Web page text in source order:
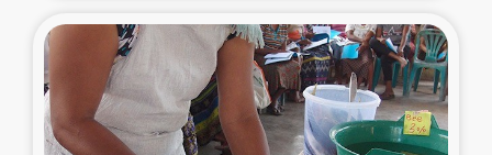
石巻市街地在宅被災者支援
復興応援隊の活動